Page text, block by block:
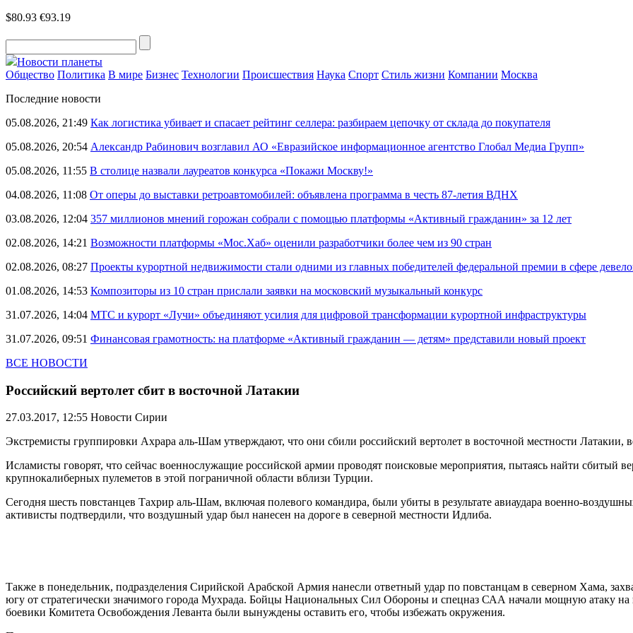
$80.93 €93.19
Новости планеты
Общество Политика В мире Бизнес Технологии Происшествия Наука Спорт Стиль жизни Компании Москва
Последние новости
05.08.2026, 21:49 Как логистика убивает и спасает рейтинг селлера: разбираем цепочку от склада до покупателя
05.08.2026, 20:54 Александр Рабинович возглавил АО «Евразийское информационное агентство Глобал Медиа Групп»
05.08.2026, 11:55 В столице назвали лауреатов конкурса «Покажи Москву!»
04.08.2026, 11:08 От оперы до выставки ретроавтомобилей: объявлена программа в честь 87-летия ВДНХ
03.08.2026, 12:04 357 миллионов мнений горожан собрали с помощью платформы «Активный гражданин» за 12 лет
02.08.2026, 14:21 Возможности платформы «Мос.Хаб» оценили разработчики более чем из 90 стран
02.08.2026, 08:27 Проекты курортной недвижимости стали одними из главных победителей федеральной премии в сфере
01.08.2026, 14:53 Композиторы из 10 стран прислали заявки на московский музыкальный конкурс
31.07.2026, 14:04 МТС и курорт «Лучи» объединяют усилия для цифровой трансформации курортной инфраструктуры
31.07.2026, 09:51 Финансовая грамотность: на платформе «Активный гражданин — детям» представили новый проект
ВСЕ НОВОСТИ
Российский вертолет сбит в восточной Латакии
27.03.2017, 12:55 Новости Сирии
Экстремисты группировки Ахрара аль-Шам утверждают, что они сбили российский вертолет в восточной местности Латакии,
Исламисты говорят, что сейчас военнослужащие российской армии проводят поисковые мероприятия, пытаясь найти сбитый
крупнокалиберных пулеметов в этой пограничной области вблизи Турции.
Сегодня шесть повстанцев Тахрир аль-Шам, включая полевого командира, были убиты в результате авиаудара военно-
активисты подтвердили, что воздушный удар был нанесен на дороге в северной местности Идлиба.
Также в понедельник, подразделения Сирийской Арабской Армия нанесли ответный удар по повстанцам в северном Хама,
югу от стратегически значимого города Мухрада. Бойцы Национальных Сил Обороны и спецназ САА начали мощную атаку на
боевики Комитета Освобождения Леванта были вынуждены оставить его, чтобы избежать окружения.